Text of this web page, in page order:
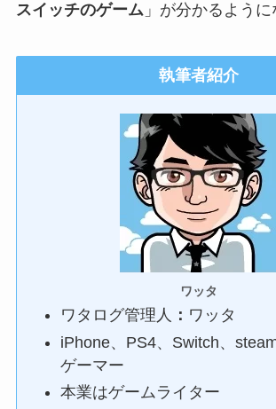
スイッチのゲーム」が分かるように
執筆者紹介
ワッタ
ワタログ管理人 ： ワッタ
iPhone、PS4、Switch、
ゲーマー
本業はゲームライター